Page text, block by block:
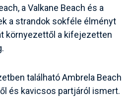
a Valkane Beach és a
a strandok sokféle élményt
környezettől a kifejezetten
található Ambrela Beach
és kavicsos partjáról ismert.